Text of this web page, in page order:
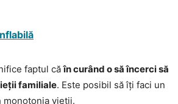
faptul căîn curând o să încerci să
familiale. Este posibil să îți faci un
monotonia vieții.